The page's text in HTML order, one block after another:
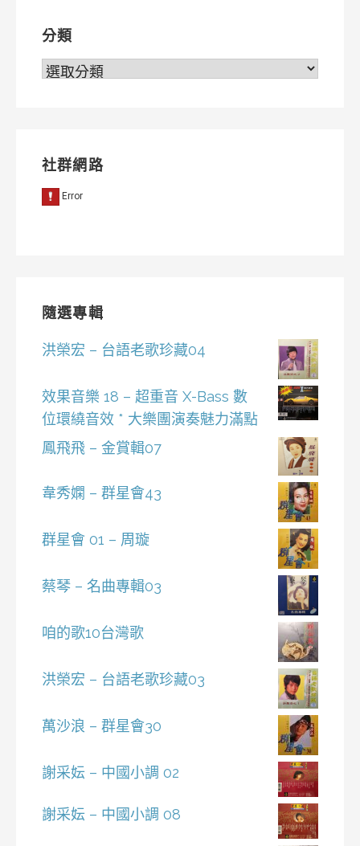
分類
分
社群網路
隨選專輯
洪榮宏 – 台語老歌珍藏04
效果音樂 18 – 超重音 X-Bass 數
位環繞音效 * 大樂團演奏魅力滿點
鳳飛飛 – 金賞輯07
韋秀嫻 – 群星會43
群星會 01 – 周璇
蔡琴 – 名曲專輯03
咱的歌10台灣歌
洪榮宏 – 台語老歌珍藏03
萬沙浪 – 群星會30
謝采妘 – 中國小調 02
謝采妘 – 中國小調 08